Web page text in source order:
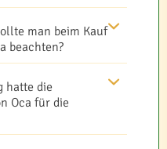
man beim Kauf
beachten?
hatte die
Oca für die